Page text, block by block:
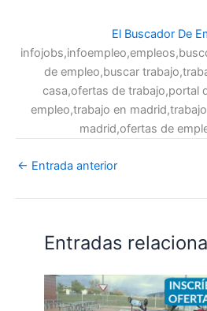
El Buscador De
de empleo,buscar
casa,ofertas de trabajo,portal
empleo,trabajo en
madrid,ofertas de
← Entrada anterior
Entradas